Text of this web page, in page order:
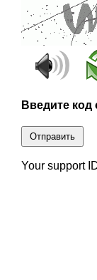
Введите код
Отправить
Your support